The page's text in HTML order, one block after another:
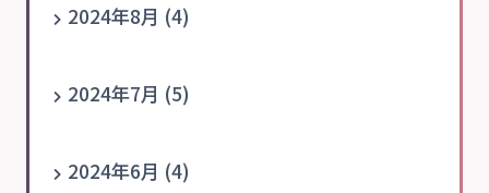
2024年8月 (4)
2024年7月 (5)
2024年6月 (4)